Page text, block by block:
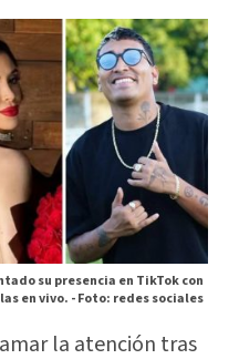
su presencia en TikTok con
en vivo. -Foto: redes sociales
la atención tras